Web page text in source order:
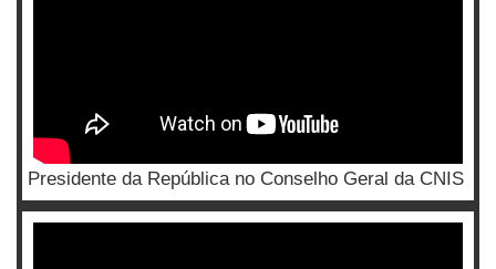
Presidente da República no Conselho Geral da CNIS